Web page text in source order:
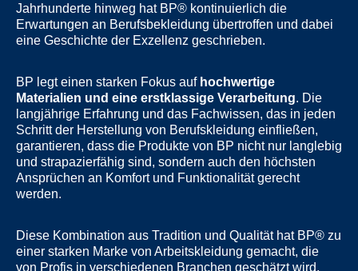
Jahrhunderte hinweg hat BP® kontinuierlich die
Erwartungen an Berufsbekleidung übertroffen und dabei
eine Geschichte der Exzellenz geschrieben.
BP legt einen starken Fokus aufhochwertige
Materialien und eine erstklassige Verarbeitung. Die
langjährige Erfahrung und das Fachwissen, das in jeden
Schritt der Herstellung von Berufskleidung einfließen,
garantieren, dass die Produkte von BP nicht nur langlebig
und strapazierfähig sind, sondern auch den höchsten
Ansprüchen an Komfort und Funktionalität gerecht
werden.
Diese Kombination aus Tradition und Qualität hat BP® zu
einer starken Marke von Arbeitskleidung gemacht, die
von Profis in verschiedenen Branchen geschätzt wird.